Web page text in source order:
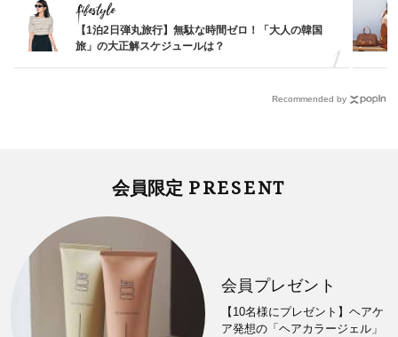
Lifestyle
【1泊2日弾丸旅行】無駄な時間ゼロ！「大人の韓国
旅」の大正解スケジュールは？
Recommended by
会員限定 PRESENT
会員プレゼント
【10名様にプレゼント】ヘアケ
ア発想の「ヘアカラージェル」